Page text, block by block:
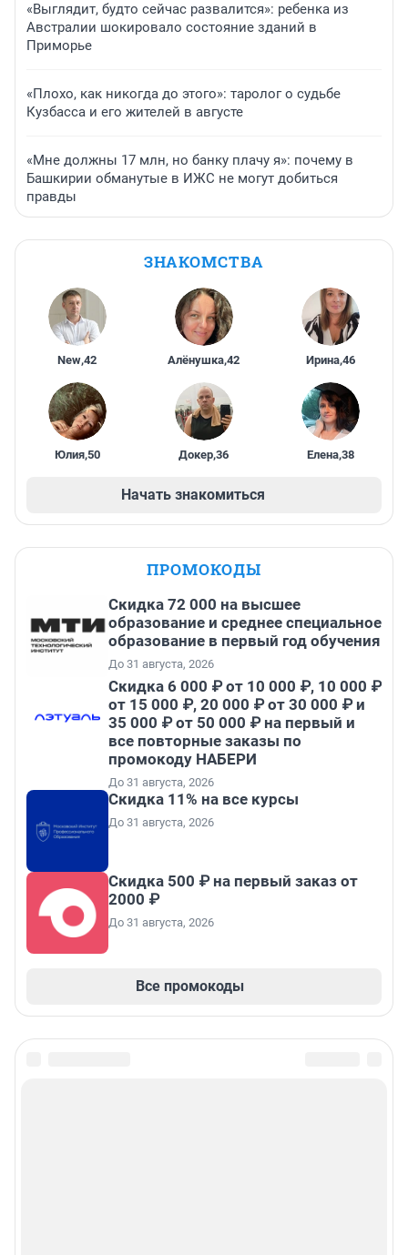
«Выглядит, будто сейчас развалится»: ребенка из
Австралии шокировало состояние зданий в
Приморье
«Плохо, как никогда до этого»: таролог о судьбе
Кузбасса и его жителей в августе
«Мне должны 17 млн, но банку плачу я»: почему в
Башкирии обманутые в ИЖС не могут добиться
правды
ЗНАКОМСТВА
New,42 Алёнушка,42 Ирина,46
Юлия,50 Докер,36 Елена,38
Начать знакомиться
ПРОМОКОДЫ
Скидка 72 000 на высшее
образование и среднее специальное
образование в первый год обучения
До 31 августа, 2026
Скидка 6 000 ₽ от 10 000 ₽, 10 000 ₽
от 15 000 ₽, 20 000 ₽ от 30 000 ₽ и
35 000 ₽ от 50 000 ₽ на первый и
все повторные заказы по
промокоду НАБЕРИ
До 31 августа, 2026
Скидка 11% на все курсы
До 31 августа, 2026
Скидка 500 ₽ на первый заказ от
2000 ₽
До 31 августа, 2026
Все промокоды